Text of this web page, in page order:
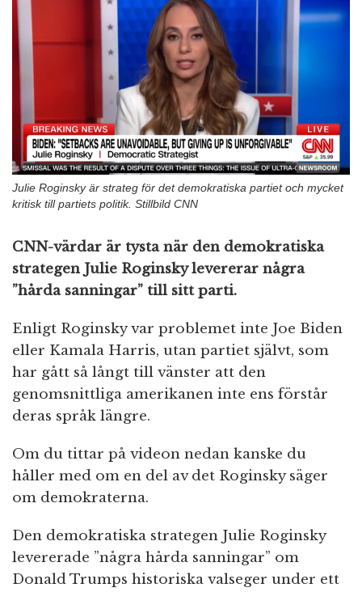
n
Julie Roginsky är strateg för det demokratiska partiet och mycket
kritisk till partiets politik. Stillbild CNN
CNN-värdar är tysta när den demokratiska
strategen Julie Roginsky levererar några
”hårda sanningar” till sitt parti.
Enligt Roginsky var problemet inte Joe Biden
eller Kamala Harris, utan partiet självt, som
har gått så långt till vänster att den
genomsnittliga amerikanen inte ens förstår
deras språk längre.
Om du tittar på videon nedan kanske du
håller med om en del av det Roginsky säger
om demokraterna.
Den demokratiska strategen Julie Roginsky
levererade ”några hårda sanningar” om
Donald Trumps historiska valseger under ett